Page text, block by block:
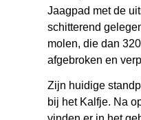
Jaagpad met de
schitterend
molen, die dan
afgebroken en
Zijn huidige
bij het Kalfje. Na